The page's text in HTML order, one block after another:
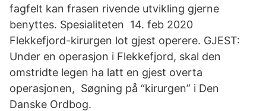
fagfelt kan frasen rivende utvikling gjerne
benyttes. Spesialiteten 14. feb 2020
Flekkefjord-kirurgen lot gjest operere. GJEST:
Under en operasjon i Flekkefjord, skal den
omstridte legen ha latt en gjest overta
operasjonen, Søgning på “kirurgen” i Den
Danske Ordbog.